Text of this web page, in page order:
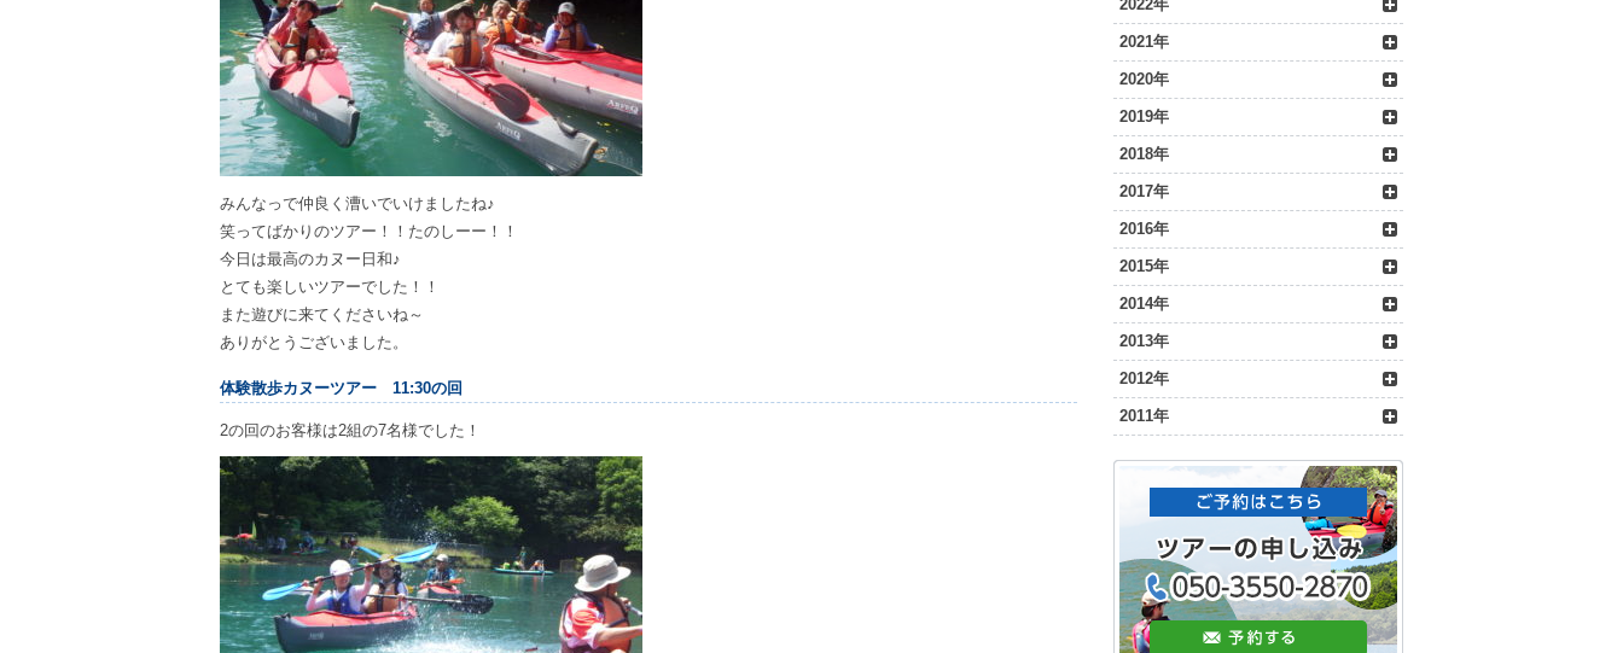
みんなっで仲良く漕いでいけましたね♪
笑ってばかりのツアー！！たのしーー！！
今日は最高のカヌー日和♪
とても楽しいツアーでした！！
また遊びに来てくださいね～
ありがとうございました。
体験散歩カヌーツアー 11:30の回
2の回のお客様は2組の7名様でした！
2022年
2021年
2020年
2019年
2018年
2017年
2016年
2015年
2014年
2013年
2012年
2011年